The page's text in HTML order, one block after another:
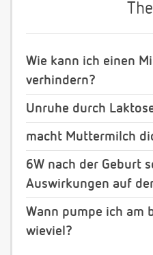
Wie kann ich einen
verhindern?
Unruhe durch
macht Muttermilch
6W nach der Geburt
Auswirkungen auf
Wann pumpe ich am
wieviel?